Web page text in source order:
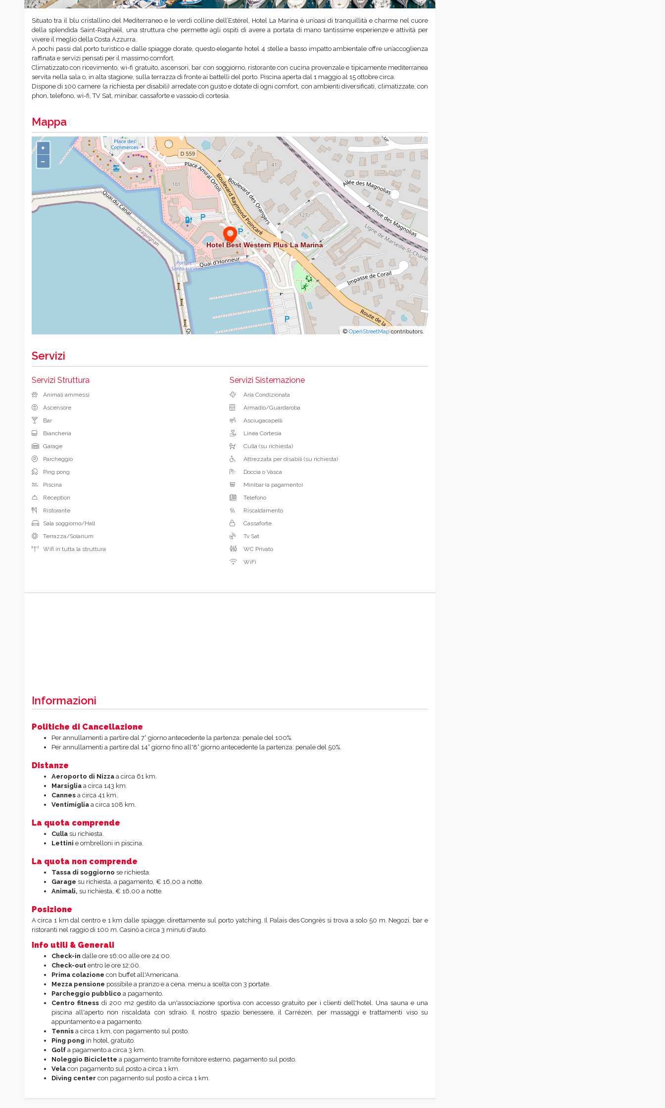
Situato tra il blu cristallino del Mediterraneo e le verdi colline dell’Estérel, Hotel La Marina è un’oasi di tranquillità e charme nel cuore
della splendida Saint-Raphaël, una struttura che permette agli ospiti di avere a portata di mano tantissime esperienze e attività per
vivere il meglio della Costa Azzurra.
A pochi passi dal porto turistico e dalle spiagge dorate, questo elegante hotel 4 stelle a basso impatto ambientale offre un’accoglienza
raffinata e servizi pensati per il massimo comfort.
Climatizzato con ricevimento, wi-fi gratuito, ascensori, bar con soggiorno, ristorante con cucina provenzale e tipicamente mediterranea
servita nella sala o, in alta stagione, sulla terrazza di fronte ai battelli del porto. Piscina aperta dal 1 maggio al 15 ottobre circa.
Dispone di 100 camere (a richiesta per disabili) arredate con gusto e dotate di ogni comfort, con ambienti diversificati, climatizzate, con
phon, telefono, wi-fi, TV Sat, minibar, cassaforte e vassoio di cortesia.
Mappa
+
−
©OpenStreetMapcontributors.
Servizi
Servizi Struttura
Animali ammessi
Ascensore
Bar
Biancheria
Garage
Parcheggio
Ping pong
Piscina
Reception
Ristorante
Sala soggiorno/Hall
Terrazza/Solarium
Wifi in tutta la struttura
Servizi Sistemazione
Aria Condizionata
Armadio/Guardaroba
Asciugacapelli
Linea Cortesia
Culla (su richiesta)
Attrezzata per disabili (su richiesta)
Doccia o Vasca
Minibar (a pagamento)
Telefono
Riscaldamento
Cassaforte
Tv Sat
WC Privato
WiFi
Informazioni
Politiche di Cancellazione
Per annullamenti a partire dal 7° giorno antecedente la partenza: penale del 100%.
Per annullamenti a partire dal 14° giorno fino all'8° giorno antecedente la partenza: penale del 50%.
Distanze
Aeroporto di Nizzaa circa 61 km.
Marsigliaa circa 143 km.
Cannesa circa 41 km.
Ventimigliaa circa 108 km.
La quota comprende
Cullasu richiesta.
Lettini e ombrelloni in piscina.
La quota non comprende
Tassa di soggiorno se richiesta.
Garage su richiesta, a pagamento, € 16,00 a notte.
Animali, su richiesta, € 16,00 a notte.
Posizione
A circa 1 km dal centro e 1 km dalle spiagge, direttamente sul porto yatching. Il Palais des Congrès si trova a solo 50 m. Negozi, bar e
ristoranti nel raggio di 100 m. Casinò a circa 3 minuti d'auto.
Info utili & Generali
Check-in dalle ore 16:00 alle ore 24:00.
Check-outentro le ore 12:00.
Prima colazione con buffet all'Americana.
Mezza pensione possibile a pranzo e a cena, menu a scelta con 3 portate.
Parcheggio pubblico a pagamento.
Centro fitnessdi 200 m2 gestito da un'associazione sportiva con accesso gratuito per i clienti dell'hotel. Una sauna e una
piscina all'aperto non riscaldata con sdraio. Il nostro spazio benessere, il Carrézen, per massaggi e trattamenti viso su
appuntamento e a pagamento.
Tennisa circa 1 km, con pagamento sul posto.
Ping pong in hotel, gratuito.
Golfa pagamento a circa 3 km.
Noleggio Biciclette a pagamento tramite fornitore esterno, pagamento sul posto.
Velacon pagamento sul posto a circa 1 km.
Diving center con pagamento sul posto a circa 1 km.